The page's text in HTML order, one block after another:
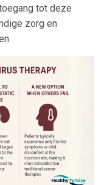
tot deze
zorg en